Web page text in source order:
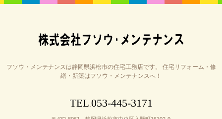
フソウ・メンテナンスは静岡県浜松市の住宅工務店です。 住宅リフォーム・修
繕・新築はフソウ・メンテナンスへ！
TEL 053-445-3171